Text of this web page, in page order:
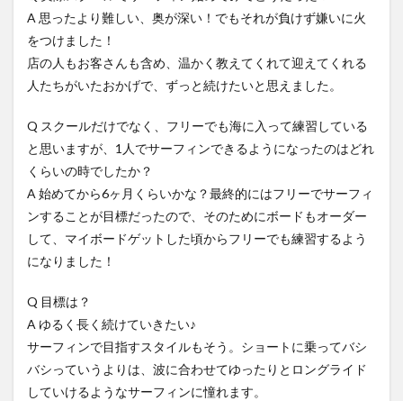
A 思ったより難しい、奥が深い！でもそれが負けず嫌いに火
をつけました！
店の人もお客さんも含め、温かく教えてくれて迎えてくれる
人たちがいたおかげで、ずっと続けたいと思えました。
Q スクールだけでなく、フリーでも海に入って練習している
と思いますが、1人でサーフィンできるようになったのはどれ
くらいの時でしたか？
A 始めてから6ヶ月くらいかな？最終的にはフリーでサーフィ
ンすることが目標だったので、そのためにボードもオーダー
して、マイボードゲットした頃からフリーでも練習するよう
になりました！
Q 目標は？
A ゆるく長く続けていきたい♪
サーフィンで目指すスタイルもそう。ショートに乗ってバシ
バシっていうよりは、波に合わせてゆったりとロングライド
していけるようなサーフィンに憧れます。